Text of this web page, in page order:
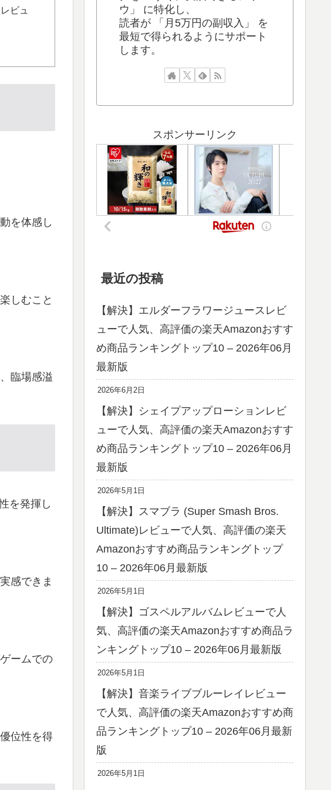
ビュ
を体感し
しむこと
臨場感溢
を発揮し
感できま
ームでの
位性を得
ウ」 に特化し、
読者が 「月5万円の副収入」 を
最短で得られるようにサポート
します。
スポンサーリンク
最近の投稿
【解決】エルダーフラワージュースレビ
ューで人気、高評価の楽天Amazonおすす
め商品ランキングトップ10 – 2026年06月
最新版
2026年6月2日
【解決】シェイプアップローションレビ
ューで人気、高評価の楽天Amazonおすす
め商品ランキングトップ10 – 2026年06月
最新版
2026年5月1日
【解決】スマブラ (Super Smash Bros.
Ultimate)レビューで人気、高評価の楽天
Amazonおすすめ商品ランキングトップ
10 – 2026年06月最新版
2026年5月1日
【解決】ゴスペルアルバムレビューで人
気、高評価の楽天Amazonおすすめ商品ラ
ンキングトップ10 – 2026年06月最新版
2026年5月1日
【解決】音楽ライブブルーレイレビュー
で人気、高評価の楽天Amazonおすすめ商
品ランキングトップ10 – 2026年06月最新
版
2026年5月1日